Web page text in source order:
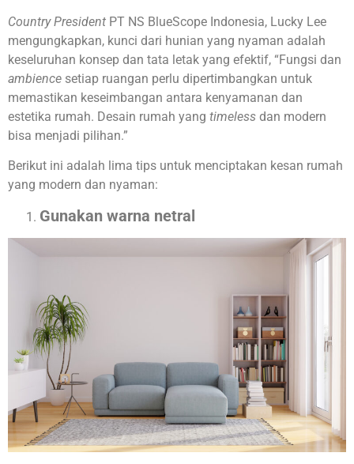
Country President PT NS BlueScope Indonesia, Lucky Lee
mengungkapkan, kunci dari hunian yang nyaman adalah
keseluruhan konsep dan tata letak yang efektif, “Fungsi dan
ambience setiap ruangan perlu dipertimbangkan untuk
memastikan keseimbangan antara kenyamanan dan
estetika rumah. Desain rumah yang timeless dan modern
bisa menjadi pilihan.”
Berikut ini adalah lima tips untuk menciptakan kesan rumah
yang modern dan nyaman:
Gunakan warna netral